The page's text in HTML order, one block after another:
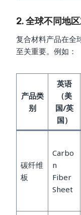
2. 全球不同地
复合材料产品在全
至关重要。例如：
产品类
别
英语
（美
国/英
国）
碳纤维
板
Carbo
n
Fiber
Sheet